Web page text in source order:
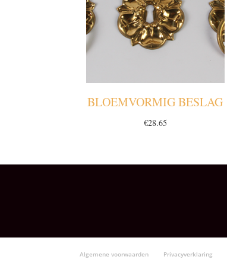
BLOEMVORMIG BESLAG
€28.65
Algemene voorwaarden Privacyverklaring